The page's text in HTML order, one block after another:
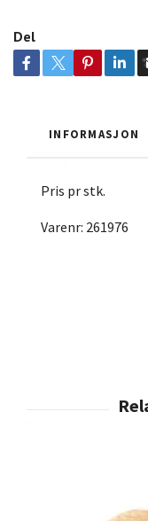
Del
INFORMASJON
Pris pr stk.
Varenr: 261976